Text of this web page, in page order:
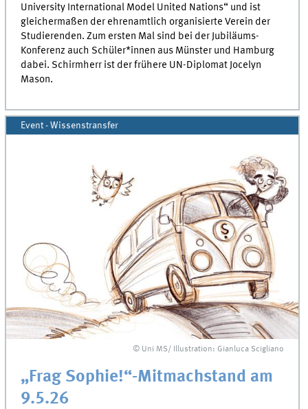
University International Model United Nations“ und ist
gleichermaßen der ehrenamtlich organisierte Verein der
Studierenden. Zum ersten Mal sind bei der Jubiläums-
Konferenz auch Schüler*innen aus Münster und Hamburg
dabei. Schirmherr ist der frühere UN-Diplomat Jocelyn
Mason.
Event - Wissenstransfer
© Uni MS/ Illustration: Gianluca Scigliano
„Frag Sophie!“-Mitmachstand am
9.5.26